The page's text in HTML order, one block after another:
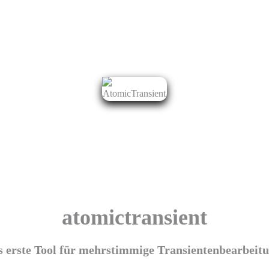
atomictransient
erste Tool für mehrstimmige